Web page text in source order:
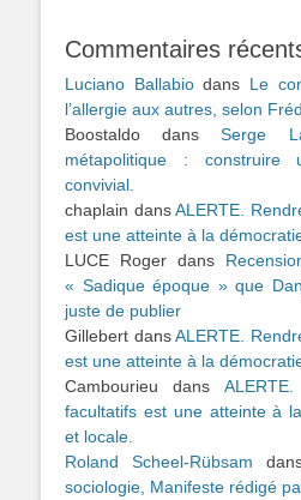
Commentaires
Luciano Ballabiodans Le
l’allergie aux autres, selon
Boostaldo dansSerge
métapolitique : construire
convivial.
chaplain dansALERTE.
est une atteinte à la
LUCE Roger dans
« Sadique époque » que
juste de publier
Gillebert dansALERTE.
est une atteinte à la
Cambourieu dans
facultatifs est une atteinte à
et locale.
Roland Scheel-Rübsam
sociologie, Manifeste rédigé